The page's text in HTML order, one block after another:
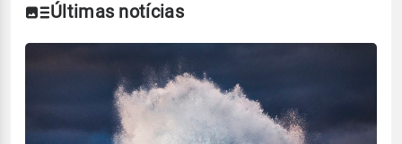
Últimas notícias